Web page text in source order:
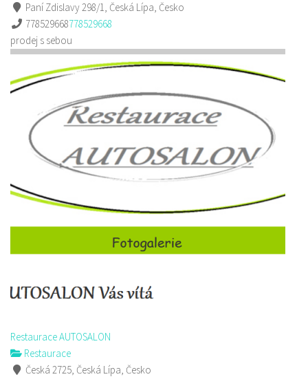
Paní Zdislavy 298/1, Česká Lípa, Česko
778529668778529668
prodej s sebou
Restaurace AUTOSALON
Restaurace
Česká 2725, Česká Lípa, Česko